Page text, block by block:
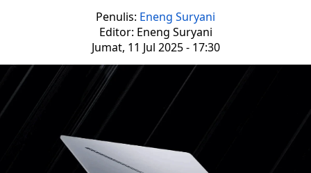
Penulis: Eneng Suryani
Editor: Eneng Suryani
Jumat, 11 Jul 2025 - 17:30